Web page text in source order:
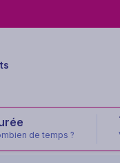
de temps ?